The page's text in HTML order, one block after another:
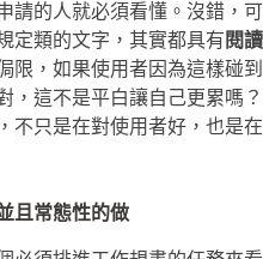
請的人就必須看懂。沒錯，可
定類的文字，其實都具有 閱讀
限，如果使用者因為這樣碰到
，這不是平白讓自己更累嗎？
不只是在對使用者好，也是在
且常態性的做